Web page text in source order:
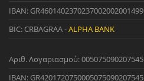
IBAN: GR4601402370237002002001499
BIC: CRBAGRAA -ALPHA BANK
Αριθ. Λογαριασμού: 005075090207545
IBAN: GR4201720750005075090207545